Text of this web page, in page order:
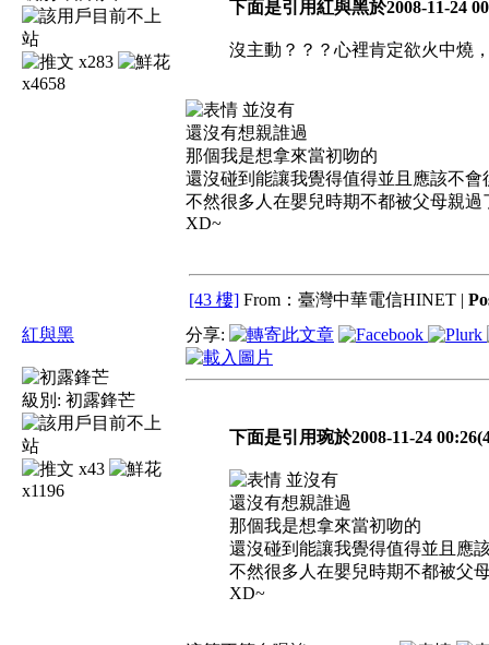
x283
x4658
下面是引用紅與黑於2008-11-24
沒主動？？？心裡肯定欲火中燒
並沒有
還沒有想親誰過
那個我是想拿來當初吻的
還沒碰到能讓我覺得值得並且應該不會
不然很多人在嬰兒時期不都被父母親過
XD~
[43 樓] From：臺灣中華電信HINET |
紅與黑
級別: 初露鋒芒
x43
x1196
分享:
下面是引用琬於2008-11-24
並沒有
還沒有想親誰過
那個我是想拿來當初吻的
還沒碰到能讓我覺得值得並且應
不然很多人在嬰兒時期不都被父
XD~